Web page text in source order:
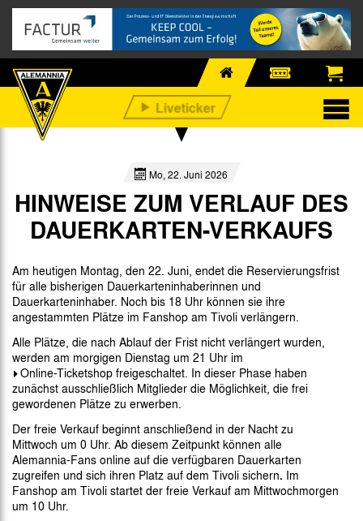
Mo, 22. Juni 2026
HINWEISE ZUM VERLAUF DES
DAUERKARTEN-VERKAUFS
Am heutigen Montag, den 22. Juni, endet die Reservierungsfrist
für alle bisherigen Dauerkarteninhaberinnen und
Dauerkarteninhaber. Noch bis 18 Uhr können sie ihre
angestammten Plätze im Fanshop am Tivoli verlängern.
Alle Plätze, die nach Ablauf der Frist nicht verlängert wurden,
werden am morgigen Dienstag um 21 Uhr im
Online-Ticketshop freigeschaltet. In dieser Phase haben
zunächst ausschließlich Mitglieder die Möglichkeit, die frei
gewordenen Plätze zu erwerben.
Der freie Verkauf beginnt anschließend in der Nacht zu
Mittwoch um 0 Uhr. Ab diesem Zeitpunkt können alle
Alemannia-Fans online auf die verfügbaren Dauerkarten
zugreifen und sich ihren Platz auf dem Tivoli sichern. Im
Fanshop am Tivoli startet der freie Verkauf am Mittwochmorgen
um 10 Uhr.